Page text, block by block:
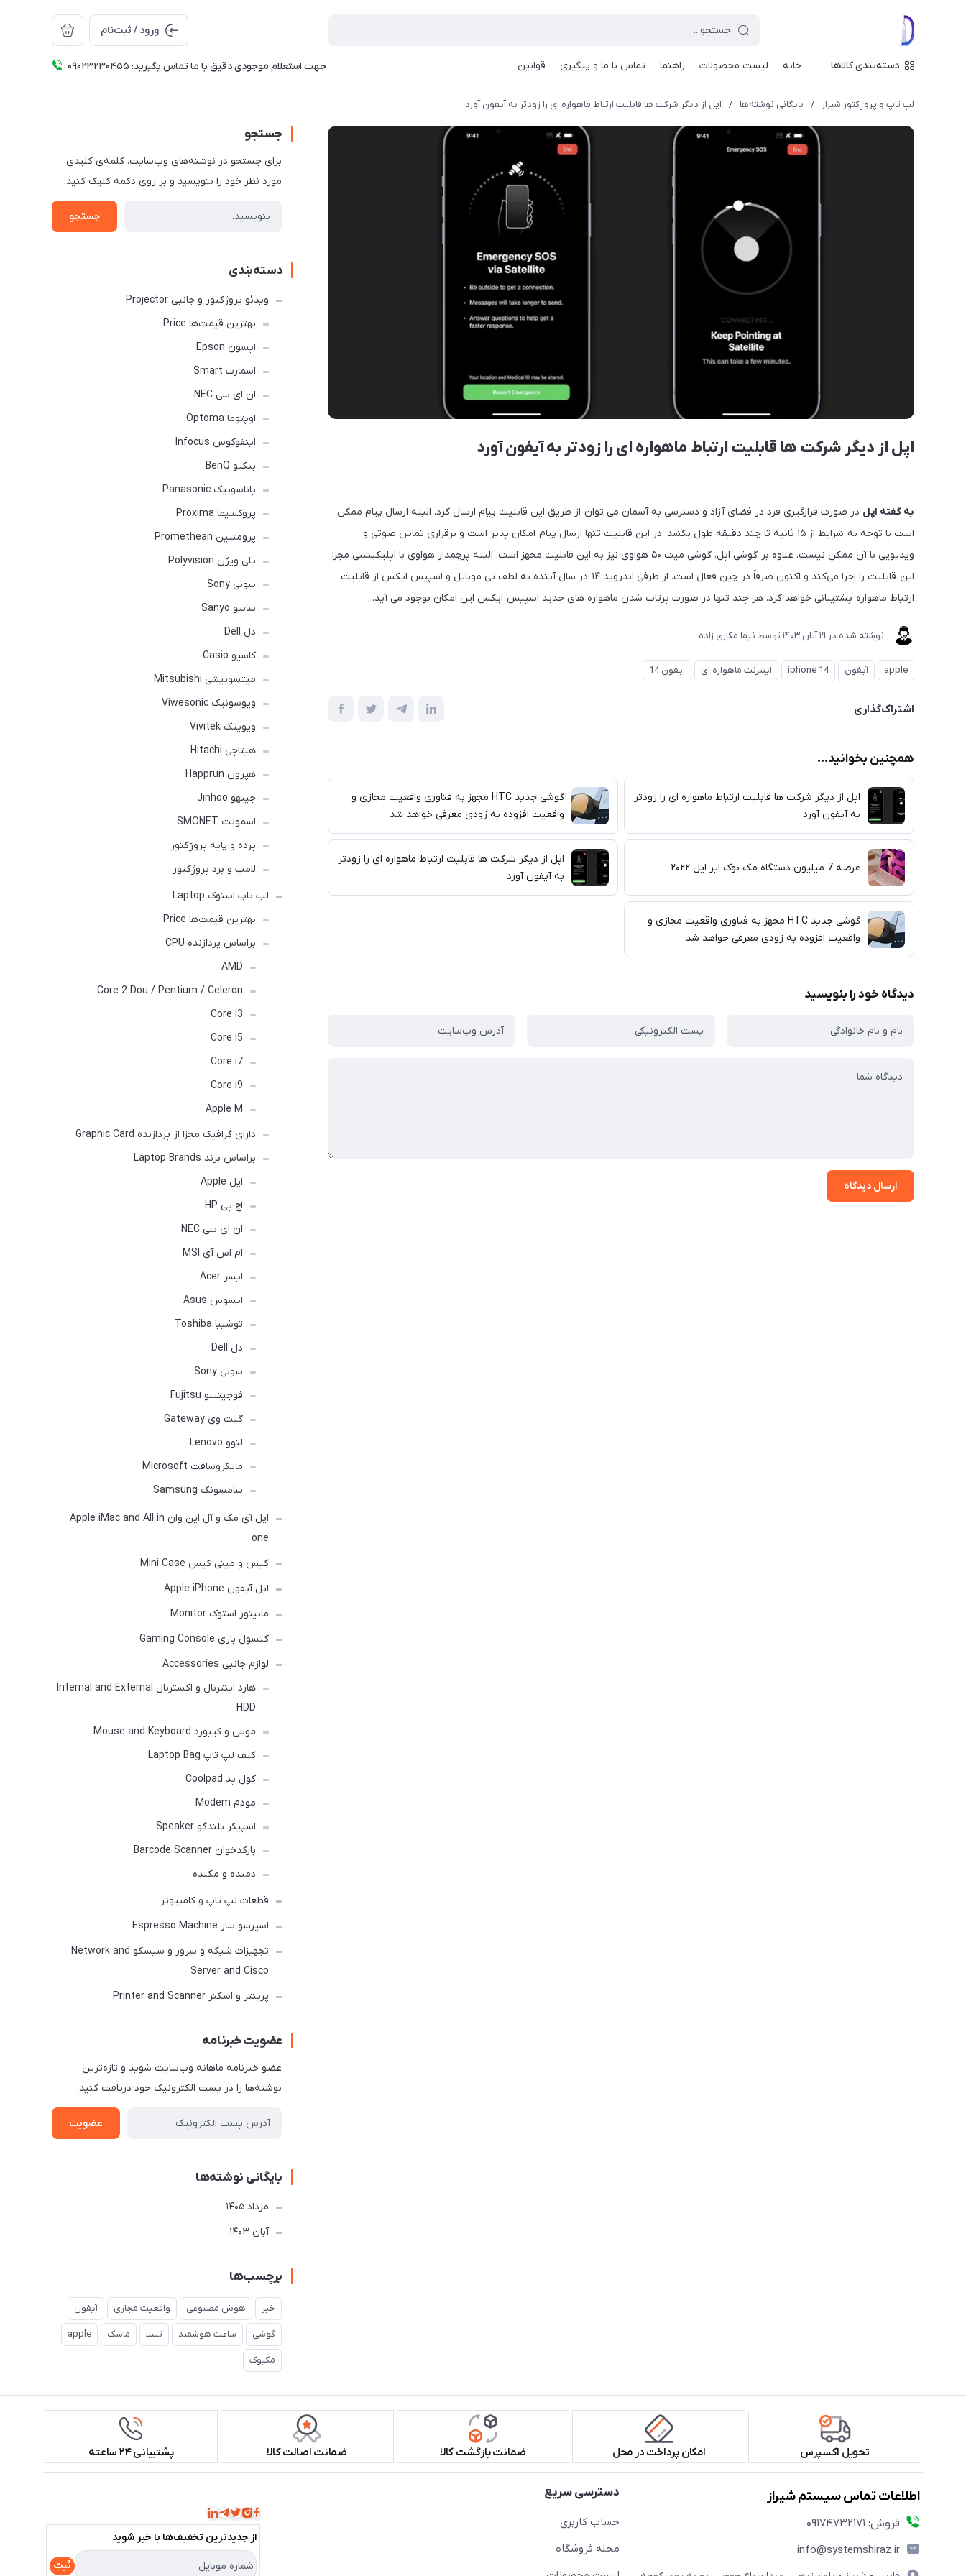
ورود / ثبت‌نام
دسته‌بندی کالاها خانه لیست محصولات راهنما تماس با ما و پیگیری قوانین جهت استعلام موجودی دقیق با ما تماس بگیرید: 09023230455
لپ تاپ و پروژکتور شیراز / بایگانی نوشته‌ها / اپل از دیگر شرکت ها قابلیت ارتباط ماهواره ای را زودتر به آیفون آورد
اپل از دیگر شرکت ها قابلیت ارتباط ماهواره ای را زودتر به آیفون آورد
به گفته اپل در صورت قرارگیری فرد در فضای آزاد و دسترسی به آسمان می توان از طریق این قابلیت پیام ارسال کرد. البته ارسال پیام ممکن
است با توجه به شرایط از ۱۵ ثانیه تا چند دقیقه طول بکشد. در این قابلیت تنها ارسال پیام امکان پذیر است و برقراری تماس صوتی و
ویدیویی با آن ممکن نیست. علاوه بر گوشی اپل، گوشی میت ۵۰ هواوی نیز به این قابلیت مجهز است. البته پرچمدار هواوی با اپلیکیشنی مجزا
این قابلیت را اجرا می‌کند و اکنون صرفاً در چین فعال است. از طرفی اندروید ۱۴ در سال آینده به لطف تی موبایل و اسپیس ایکس از قابلیت
ارتباط ماهواره پشتیبانی خواهد کرد. هر چند تنها در صورت پرتاب شدن ماهواره های جدید اسپیس ایکس این امکان بوجود می آید.
نوشته شده در 19 آبان 1403 توسط نیما مکاری زاده
apple آیفون iphone 14 اینترنت ماهواره ای ایفون 14
اشتراک‌گذاری
همچنین بخوانید...
اپل از دیگر شرکت ها قابلیت ارتباط ماهواره ای را زودتر
به آیفون آورد
گوشی جدید HTC مجهز به فناوری واقعیت مجازی و
واقعیت افزوده به زودی معرفی خواهد شد
عرضه 7 میلیون دستگاه مک بوک ایر اپل ۲۰۲۲
اپل از دیگر شرکت ها قابلیت ارتباط ماهواره ای را زودتر
به آیفون آورد
گوشی جدید HTC مجهز به فناوری واقعیت مجازی و
واقعیت افزوده به زودی معرفی خواهد شد
دیدگاه خود را بنویسید
ارسال دیدگاه
جستجو
برای جستجو در نوشته‌های وب‌سایت، کلمه‌ی کلیدی
مورد نظر خود را بنویسید و بر روی دکمه کلیک کنید.
جستجو
دسته‌بندی
ویدئو پروژکتور و جانبی Projector
بهترین قیمت‌ها Price
اپسون Epson
اسمارت Smart
ان ای سی NEC
اوپتوما Optoma
اینفوکوس Infocus
بنکیو BenQ
پاناسونیک Panasonic
پروکسیما Proxima
پرومتیین Promethean
پلی ویژن Polyvision
سونی Sony
سانیو Sanyo
دل Dell
کاسیو Casio
میتسوبیشی Mitsubishi
ویوسونیک Viwesonic
ویویتک Vivitek
هیتاچی Hitachi
هپرون Happrun
جینهو Jinhoo
اسمونت SMONET
پرده و پایه پروژکتور
لامپ و برد پروژکتور
لپ تاپ استوک Laptop
بهترین قیمت‌ها Price
براساس پردازنده CPU
AMD
Core 2 Dou / Pentium / Celeron
Core i3
Core i5
Core i7
Core i9
Apple M
دارای گرافیک مجزا از پردازنده Graphic Card
براساس برند Laptop Brands
اپل Apple
اچ پی HP
ان ای سی NEC
ام اس آی MSI
ایسر Acer
ایسوس Asus
توشیبا Toshiba
دل Dell
سونی Sony
فوجیتسو Fujitsu
گیت وی Gateway
لنوو Lenovo
مایکروسافت Microsoft
سامسونگ Samsung
اپل آی مک و آل این وان Apple iMac and All in
one
کیس و مینی کیس Mini Case
اپل آیفون Apple iPhone
مانیتور استوک Monitor
کنسول بازی Gaming Console
لوازم جانبی Accessories
هارد اینترنال و اکسترنال Internal and External
HDD
موس و کیبورد Mouse and Keyboard
کیف لپ تاپ Laptop Bag
کول پد Coolpad
مودم Modem
اسپیکر بلندگو Speaker
بارکدخوان Barcode Scanner
دمنده و مکنده
قطعات لپ تاپ و کامپیوتر
اسپرسو ساز Espresso Machine
تجهیزات شبکه و سرور و سیسکو Network and
Server and Cisco
پرینتر و اسکنر Printer and Scanner
عضویت خبرنامه
عضو خبرنامه ماهانه وب‌سایت شوید و تازه‌ترین
نوشته‌ها را در پست الکترونیک خود دریافت کنید.
عضویت
بایگانی نوشته‌ها
مرداد 1405
آبان 1403
برچسب‌ها
خبر هوش مصنوعی واقعیت مجازی آیفون
گوشی ساعت هوشمند تسلا ماسک apple
مکبوک
تحویل اکسپرس امکان پرداخت در محل ضمانت بازگشت کالا ضمانت اصالت کالا پشتیبانی ۲۴ ساعته
اطلاعات تماس سیستم شیراز
فروش: 09174732171
info@systemshiraz.ir
دسترسی سریع
حساب کاربری
مجله فروشگاه
از جدید‌ترین تخفیف‌ها با‌ خبر شوید
ثبت